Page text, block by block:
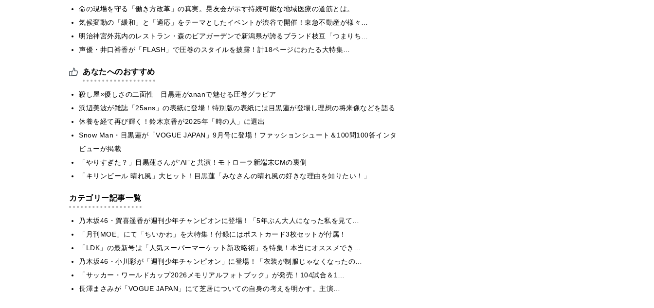
​命の現場を守る「働き方改革」の真実。晃友会が示す持続可能な地域医療の道筋とは。
気候変動の「緩和」と「適応」をテーマとしたイベントが渋谷で開催！東急不動産が様々…
明治神宮外苑内のレストラン・森のビアガーデンで新潟県が誇るブランド枝豆「つまりち…
声優・井口裕香が「FLASH」で圧巻のスタイルを披露！計18ページにわたる大特集…
あなたへのおすすめ
殺し屋×優しさの二面性 目黒蓮がananで魅せる圧巻グラビア
浜辺美波が雑誌「25ans」の表紙に登場！特別版の表紙には目黒蓮が登場し理想の将来像などを語る
休養を経て再び輝く！鈴木京香が2025年「時の人」に選出
Snow Man・目黒蓮が「VOGUE JAPAN」9月号に登場！ファッションシュート＆100問100答インタ
ビューが掲載
「やりすぎた？」目黒蓮さんが“AI”と共演！モトローラ新端末CMの裏側
「キリンビール 晴れ風」大ヒット！目黒蓮「みなさんの晴れ風の好きな理由を知りたい！」
カテゴリー記事一覧
乃木坂46・賀喜遥香が週刊少年チャンピオンに登場！「5年ぶん大人になった私を見て…
「月刊MOE」にて「ちいかわ」を大特集！付録にはポストカード3枚セットが付属！
「LDK」の最新号は「人気スーパーマーケット新攻略術」を特集！本当にオススメでき…
乃木坂46・小川彩が「週刊少年チャンピオン」に登場！「衣装が制服じゃなくなったの…
「サッカー・ワールドカップ2026メモリアルフォトブック」が発売！104試合＆1…
長澤まさみが「VOGUE JAPAN」にて芝居についての自身の考えを明かす。主演…